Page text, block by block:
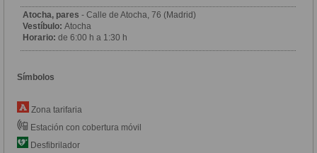
Atocha, pares - Calle de Atocha, 76 (Madrid)
Vestíbulo: Atocha
Horario: de 6:00 h a 1:30 h
Símbolos
Zona tarifaria
Estación con cobertura móvil
Desfibrilador